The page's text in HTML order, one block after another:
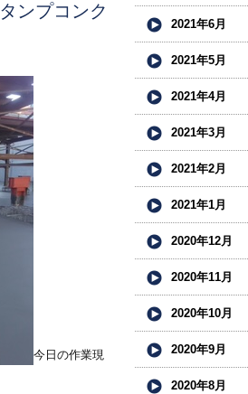
ンプコンク
今日の作業現
2021年6月
2021年5月
2021年4月
2021年3月
2021年2月
2021年1月
2020年12月
2020年11月
2020年10月
2020年9月
2020年8月